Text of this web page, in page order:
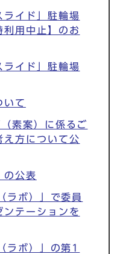
ライド」駐輪場
利用中止】のお
ライド」駐輪場
いて
素案）に係るご
え方について公
の公表
ラボ）」で委員
ンテーションを
ラボ）」の第1